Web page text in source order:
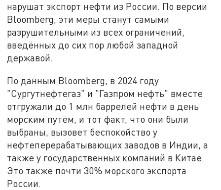
нарушат экспорт нефти из России. По версии
Bloomberg, эти меры станут самыми
разрушительными из всех ограничений,
введённых до сих пор любой западной
державой.
По данным Bloomberg, в 2024 году
"Сургутнефтегаз" и "Газпром нефть" вместе
отгружали до 1 млн баррелей нефти в день
морским путём, и тот факт, что они были
выбраны, вызовет беспокойство у
нефтеперерабатывающих заводов в Индии, а
также у государственных компаний в Китае.
Это также почти 30% морского экспорта
России.